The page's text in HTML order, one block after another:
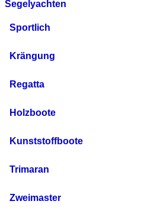
Segelyachten
Sportlich
Krängung
Regatta
Holzboote
Kunststoffboote
Trimaran
Zweimaster